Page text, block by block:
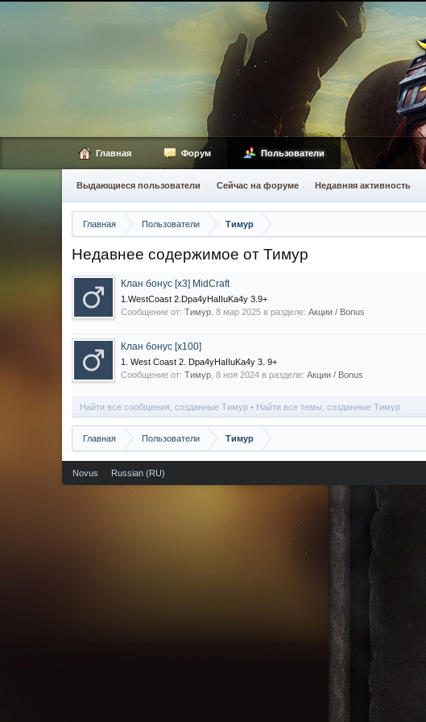
Главная Пользователи Тимур
Недавнее содержимое от Тимур
Клан бонус [x3] MidCraft
1.WestCoast 2.Dpa4yHaIIuKa4y 3.9+
Сообщение от: Тимур 8 мар 2025 в разделе: Акции / Bonus
Клан бонус [x100]
1. West Coast 2. Dpa4yHaIIuKa4y 3. 9+
Сообщение от: Тимур 8 ноя 2024 в разделе: Акции / Bonus
Найти все сообщения, созданные Тимур Найти все темы, созданные Тимур
Главная Пользователи Тимур
Главная Форум Пользователи
Выдающиеся пользователи Сейчас на форуме Недавняя активность
Novus Russian (RU)